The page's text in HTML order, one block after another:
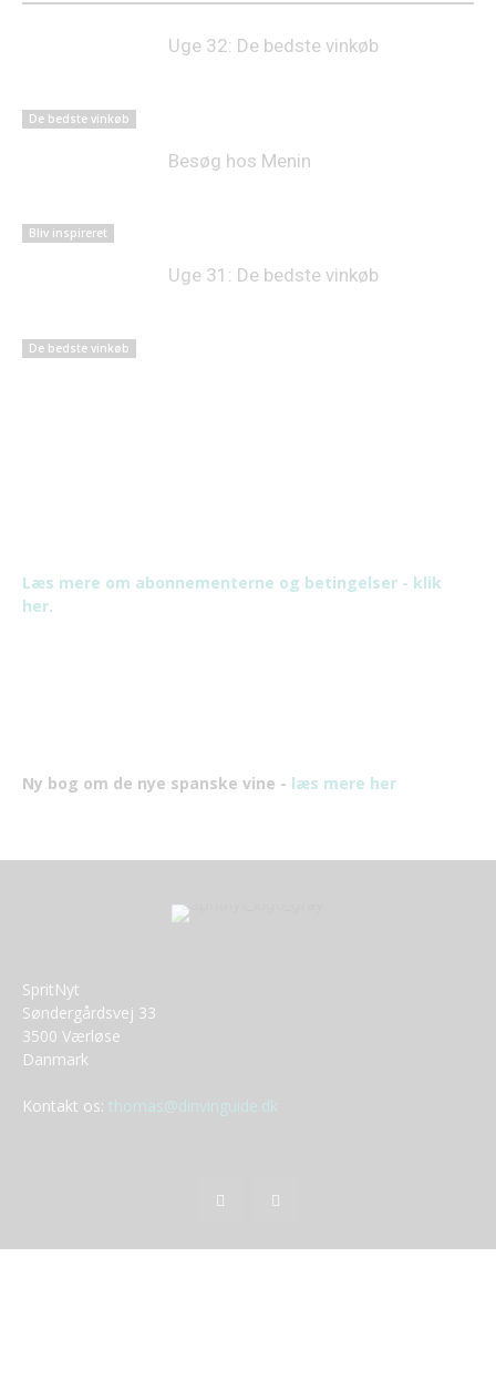
De bedste vinkøb
Uge 32: De bedste vinkøb
Bliv inspireret
Besøg hos Menin
De bedste vinkøb
Uge 31: De bedste vinkøb
Læs mere om abonnementerne og betingelser - klik
her.
Ny bog om de nye spanske vine - læs mere her
SpritNyt
Søndergårdsvej 33
3500 Værløse
Danmark
Kontakt os: